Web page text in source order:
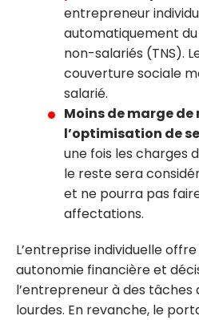
entrepreneur
automatiquement
non-salariés (TNS).
couverture sociale
salarié.
Moins de marge
l’optimisation de
une fois les charges
le reste sera
et ne pourra pas
affectations.
L’entreprise individuelle
autonomie financière et
l’entrepreneur à des tâches
lourdes. En revanche, le